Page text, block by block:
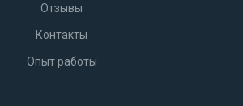
Отзывы
Контакты
Опыт работы